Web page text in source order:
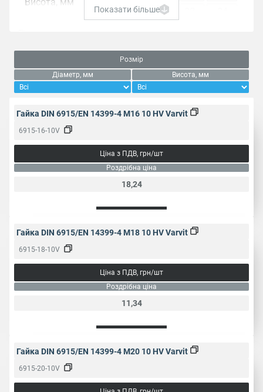
Вид різьби Повна
Галузь
Будівництво
2
ключ, мм
Тип Шестигранна
Народне
Показати більше
Розмір
Діаметр, мм
Висота, мм
Гайка DIN 6915/EN 14399-4 M16 10 HV Varvit
6915-16-10V
Ціна з ПДВ, грн/шт
Роздрібна ціна
18,24
Гайка DIN 6915/EN 14399-4 M18 10 HV Varvit
6915-18-10V
Ціна з ПДВ, грн/шт
Роздрібна ціна
11,34
Гайка DIN 6915/EN 14399-4 M20 10 HV Varvit
6915-20-10V